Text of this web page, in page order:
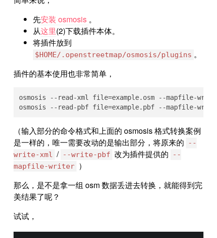
先安装 osmosis 。
从这里(2)下载插件本体。
将插件放到
$HOME/.openstreetmap/osmosis/plugins 。
插件的基本使用也非常简单，
osmosis --read-xml file=example.osm --mapfile-
osmosis --read-pbf file=example.pbf --mapfile-
（输入部分的命令格式和上面的 osmosis 格式转换案例
是一样的，唯一需要改动的是输出部分，将原来的
--
write-xml / --write-pbf 改为插件提供的
--
mapfile-writer ）
那么，是不是拿一组 osm 数据丢进去转换，就能得到完
美结果了呢？
试试，